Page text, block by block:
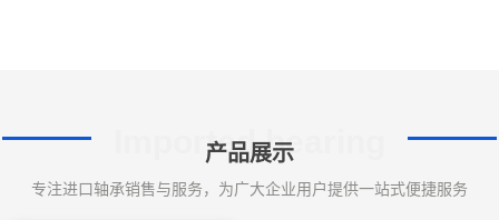
产品展示
Imported bearing
专注进口轴承销售与服务，为广大企业用户提供一站式便捷服务